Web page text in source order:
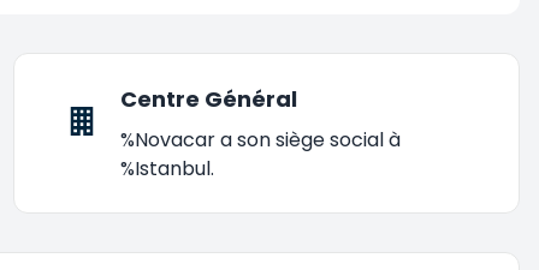
Centre Général
%Novacar a son siège social à
%Istanbul.